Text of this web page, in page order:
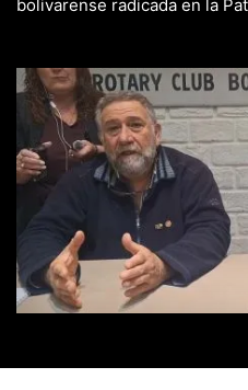
bolivarense radicada en la